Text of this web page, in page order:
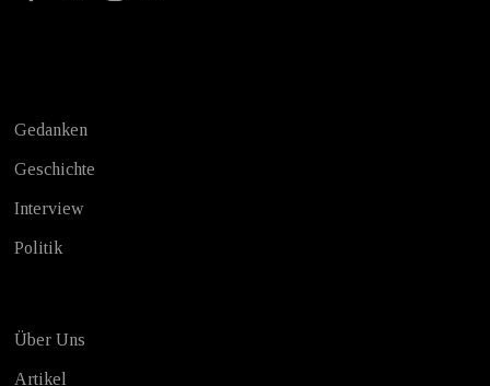
Gedanken
Geschichte
Interview
Politik
Über Uns
Artikel